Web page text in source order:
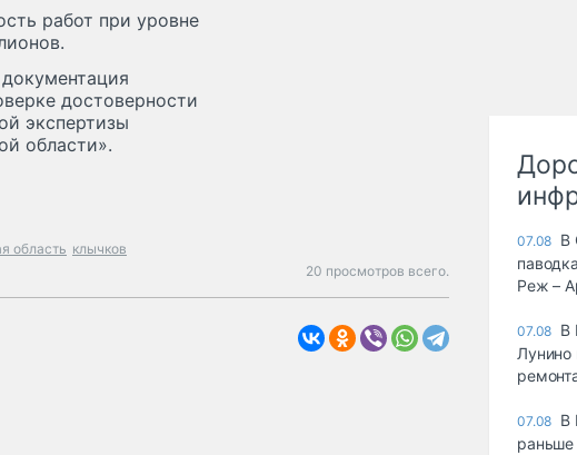
работ при уровне
достоверности
экспертизы
области».
область клычков
20 просмотров всего.
07.08 В
Реж –
07.08 В
Лунино
07.08 В
раньше